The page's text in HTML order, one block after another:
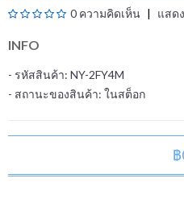
0 ความคิดเห็น แสด
INFO
- รหัสสินค้า: NY-2FY4M
- สถานะของสินค้า: ในสต็อก